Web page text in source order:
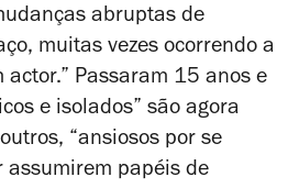
abruptas de
muitas vezes ocorrendo a
Passaram 15 anos e
e isolados” são agora
“ansiosos por se
assumirem papéis de